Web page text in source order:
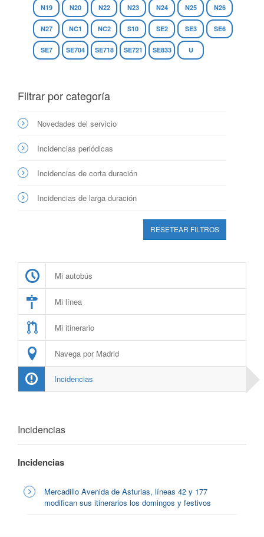
N19 N20 N22 N23 N24 N25 N26
N27 NC1 NC2 S10 SE2 SE3 SE6
SE7 SE704 SE718 SE721 SE833 U
Filtrar por categoría
Novedades del servicio
Incidencias periódicas
Incidencias de corta duración
Incidencias de larga duración
RESETEAR FILTROS
Mi autobús
Mi línea
Mi itinerario
Navega por Madrid
Incidencias
Incidencias
Incidencias
Mercadillo Avenida de Asturias, líneas 42 y 177
modifican sus itinerarios los domingos y festivos